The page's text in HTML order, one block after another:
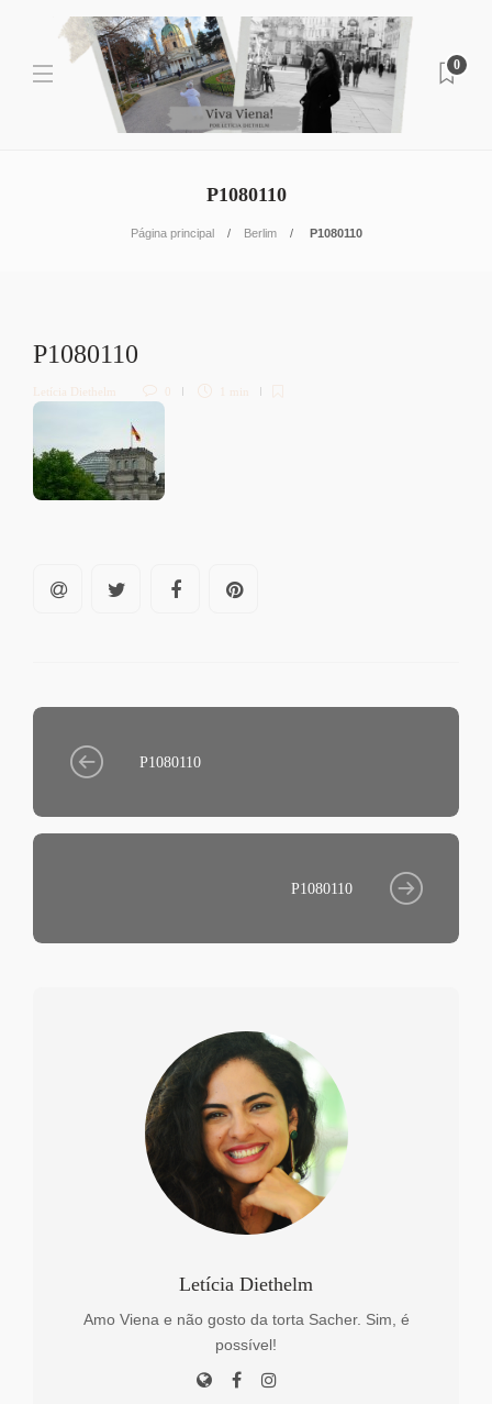
0
P1080110
Página principal Berlim P1080110
P1080110
Letícia Diethelm 0 1 min
P1080110
P1080110
Letícia Diethelm
Amo Viena e não gosto da torta Sacher. Sim, é
possível!